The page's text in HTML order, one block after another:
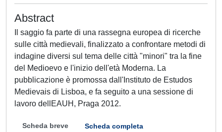
Abstract
Il saggio fa parte di una rassegna europea di ricerche
sulle città medievali, finalizzato a confrontare metodi di
indagine diversi sul tema delle città "minori" tra la fine
del Medioevo e l'inizio dell'età Moderna. La
pubblicazione è promossa dall'Instituto de Estudos
Medievais di Lisboa, e fa seguito a una sessione di
lavoro dellEAUH, Praga 2012.
Scheda breve Scheda completa